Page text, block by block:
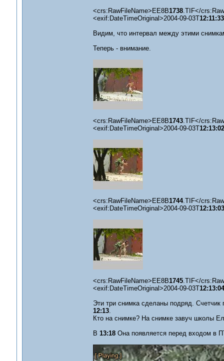
<crs:RawFileName>EE8B1738.TIF</
<exif:DateTimeOriginal>2004-09-03T12:11:33
Видим, что интервал между этими
Теперь - внимание.
<crs:RawFileName>EE8B1743.TIF</
<exif:DateTimeOriginal>2004-09-03T12:13:02
<crs:RawFileName>EE8B1744.TIF</
<exif:DateTimeOriginal>2004-09-03T12:13:03
<crs:RawFileName>EE8B1745.TIF</
<exif:DateTimeOriginal>2004-09-03T12:13:04
Эти три снимка сделаны подряд.
12:13.
Кто на снимке? На снимке завуч школы
В 13:18Она появляется перед входом в